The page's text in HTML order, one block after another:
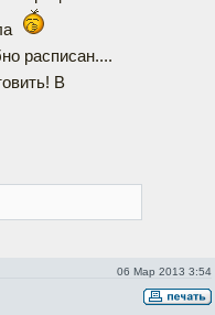
расписан....
В
06 Мар 2013 3:54